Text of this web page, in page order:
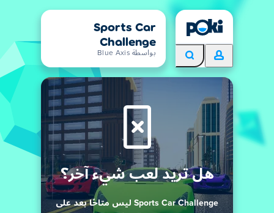
Sports Car
Challenge
بواسطة Blue Axis
هل تريد لعب شيء آخر؟
Sports Car Challenge ليس متاحًا بعد على